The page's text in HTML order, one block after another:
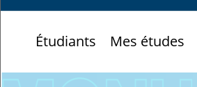
Étudiants Mes études